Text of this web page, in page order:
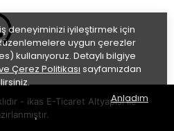
deneyiminizi iyileştirmek için
uygun çerezler
kullanıyoruz. Detaylı bilgiye
Çerez Politikası sayfamızdan
Anladım
- ikas E-Ticaret Altyapısı ile